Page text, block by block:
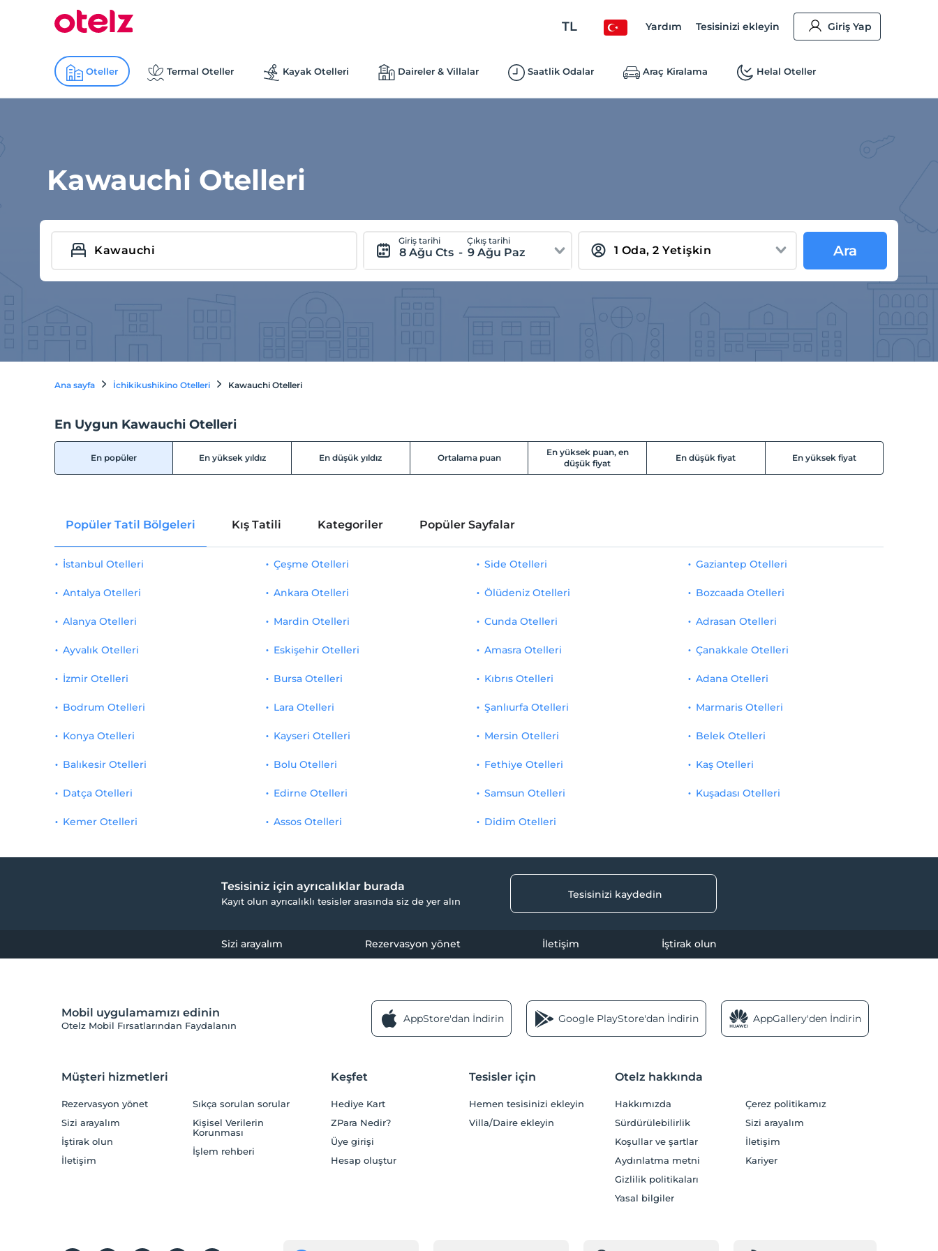
TL Yardım Tesisinizi ekleyin Giriş Yap
Oteller Termal Oteller Kayak Otelleri Daireler & Villalar Saatlik Odalar Araç Kiralama Helal Oteller
Kawauchi Otelleri
Giriş tarihi
8 Ağu Cts -
Çıkış tarihi
9 Ağu Paz Ara
Ana sayfa İchikikushikino Otelleri Kawauchi Otelleri
En Uygun Kawauchi Otelleri
En popüler En yüksek yıldız En düşük yıldız Ortalama puan
En yüksek puan, en
düşük fiyat
En düşük fiyat En yüksek fiyat
Popüler Tatil Bölgeleri Kış Tatili Kategoriler Popüler Sayfalar
İstanbul Otelleri
Antalya Otelleri
Alanya Otelleri
Ayvalık Otelleri
İzmir Otelleri
Çeşme Otelleri
Ankara Otelleri
Mardin Otelleri
Eskişehir Otelleri
Bursa Otelleri
Side Otelleri
Ölüdeniz Otelleri
Cunda Otelleri
Amasra Otelleri
Kıbrıs Otelleri
Gaziantep Otelleri
Bozcaada Otelleri
Adrasan Otelleri
Çanakkale Otelleri
Adana Otelleri
Bodrum Otelleri
Konya Otelleri
Balıkesir Otelleri
Datça Otelleri
Kemer Otelleri
Lara Otelleri
Kayseri Otelleri
Bolu Otelleri
Edirne Otelleri
Assos Otelleri
Şanlıurfa Otelleri
Mersin Otelleri
Fethiye Otelleri
Samsun Otelleri
Didim Otelleri
Marmaris Otelleri
Belek Otelleri
Kaş Otelleri
Kuşadası Otelleri
Tesisiniz için ayrıcalıklar burada
Kayıt olun ayrıcalıklı tesisler arasında siz de yer alın
Tesisinizi kaydedin
Sizi arayalım Rezervasyon yönet İletişim İştirak olun
Mobil uygulamamızı edinin
Otelz Mobil Fırsatlarından Faydalanın
AppStore'dan İndirin Google PlayStore'dan İndirin AppGallery'den İndirin
Müşteri hizmetleri
Rezervasyon yönet
Sizi arayalım
İştirak olun
İletişim
Sıkça sorulan sorular
Kişisel Verilerin
Korunması
İşlem rehberi
Keşfet
Hediye Kart
ZPara Nedir?
Üye girişi
Hesap oluştur
Tesisler için
Hemen tesisinizi ekleyin
Villa/Daire ekleyin
Otelz hakkında
Hakkımızda
Sürdürülebilirlik
Koşullar ve şartlar
Aydınlatma metni
Gizlilik politikaları
Yasal bilgiler
Çerez politikamız
Sizi arayalım
İletişim
Kariyer